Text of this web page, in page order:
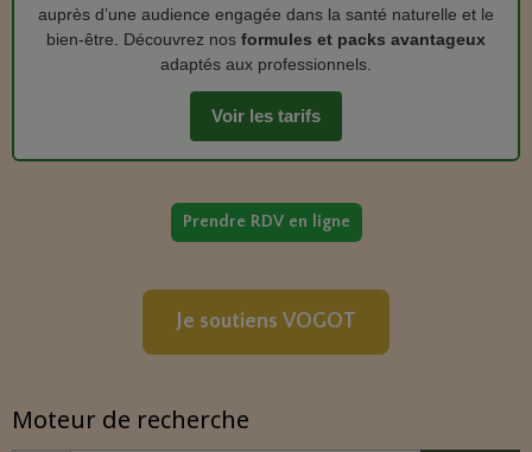
auprès d’une audience engagée dans la santé naturelle et le
bien‑être. Découvrez nos formules et packs avantageux
adaptés aux professionnels.
Voir les tarifs
Prendre RDV en ligne
Je soutiens VOGOT
Moteur de recherche